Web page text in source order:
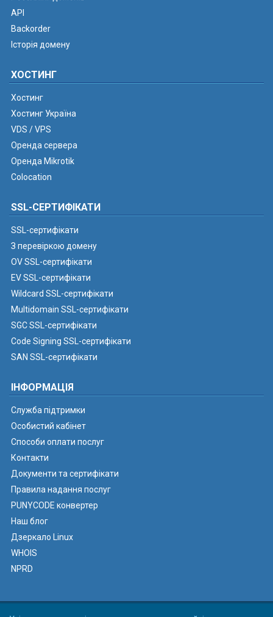
API
Backorder
Історія домену
ХОСТИНГ
Хостинг
Хостинг Україна
VDS / VPS
Оренда сервера
Оренда Mikrotik
Colocation
SSL-СЕРТИФІКАТИ
SSL-сертифікати
З перевіркою домену
OV SSL-сертифікати
EV SSL-сертифікати
Wildcard SSL-сертифікати
Multidomain SSL-сертифікати
SGC SSL-сертифікати
Code Signing SSL-сертифікати
SAN SSL-сертифікати
ІНФОРМАЦІЯ
Служба підтримки
Особистий кабінет
Способи оплати послуг
Контакти
Документи та сертифікати
Правила надання послуг
PUNYCODE конвертер
Наш блог
Дзеркало Linux
WHOIS
NPRD